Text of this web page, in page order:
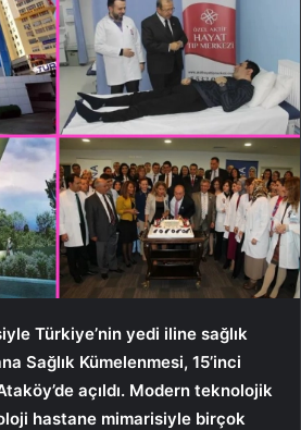
Türkiye’nin yedi iline sağlık
Sağlık Kümelenmesi, 15’inci
açıldı. Modern teknolojik
hastane mimarisiyle birçok